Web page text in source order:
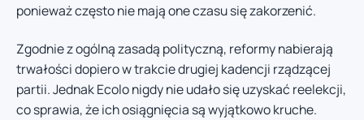
ponieważ często nie mają one czasu się zakorzenić.
Zgodnie z ogólną zasadą polityczną, reformy nabierają
trwałości dopiero w trakcie drugiej kadencji rządzącej
partii. Jednak Ecolo nigdy nie udało się uzyskać reelekcji,
co sprawia, że ich osiągnięcia są wyjątkowo kruche.